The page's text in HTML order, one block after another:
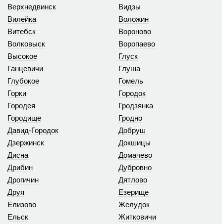
Верхнедвинск
Видзы
Вилейка
Витебск
Волковыск
Воложин
Вороново
Воропаево
Высокое
Ганцевичи
Глубокое
Глуск
Глуша
Гомель
Горки
Городея
Городище
Городок
Гродзянка
Гродно
Давид-Городок
Дзержинск
Дисна
Добруш
Докшицы
Домачево
Дрибин
Дрогичин
Друя
Дубровно
Дятлово
Езерище
Елизово
Ельск
Желудок
Житковичи